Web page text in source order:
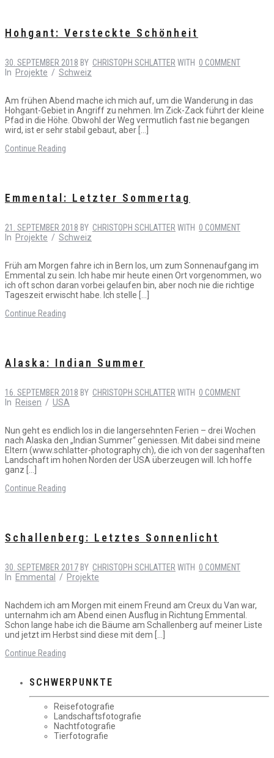
Hohgant: Versteckte Schönheit
30. SEPTEMBER 2018 BY CHRISTOPH SCHLATTER WITH 0 COMMENT
In Projekte / Schweiz
Am frühen Abend mache ich mich auf, um die Wanderung in das
Hohgant-Gebiet in Angriff zu nehmen. Im Zick-Zack führt der kleine
Pfad in die Höhe. Obwohl der Weg vermutlich fast nie begangen
wird, ist er sehr stabil gebaut, aber […]
Continue Reading
Emmental: Letzter Sommertag
21. SEPTEMBER 2018 BY CHRISTOPH SCHLATTER WITH 0 COMMENT
In Projekte / Schweiz
Früh am Morgen fahre ich in Bern los, um zum Sonnenaufgang im
Emmental zu sein. Ich habe mir heute einen Ort vorgenommen, wo
ich oft schon daran vorbei gelaufen bin, aber noch nie die richtige
Tageszeit erwischt habe. Ich stelle […]
Continue Reading
Alaska: Indian Summer
16. SEPTEMBER 2018 BY CHRISTOPH SCHLATTER WITH 0 COMMENT
In Reisen / USA
Nun geht es endlich los in die langersehnten Ferien – drei Wochen
nach Alaska den „Indian Summer“ geniessen. Mit dabei sind meine
Eltern (www.schlatter-photography.ch), die ich von der sagenhaften
Landschaft im hohen Norden der USA überzeugen will. Ich hoffe
ganz […]
Continue Reading
Schallenberg: Letztes Sonnenlicht
30. SEPTEMBER 2017 BY CHRISTOPH SCHLATTER WITH 0 COMMENT
In Emmental / Projekte
Nachdem ich am Morgen mit einem Freund am Creux du Van war,
unternahm ich am Abend einen Ausflug in Richtung Emmental.
Schon lange habe ich die Bäume am Schallenberg auf meiner Liste
und jetzt im Herbst sind diese mit dem […]
Continue Reading
SCHWERPUNKTE
Reisefotografie
Landschaftsfotografie
Nachtfotografie
Tierfotografie